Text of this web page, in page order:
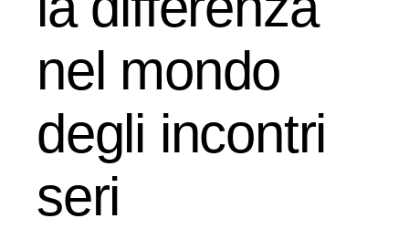
nel mondo
degli incontri
seri